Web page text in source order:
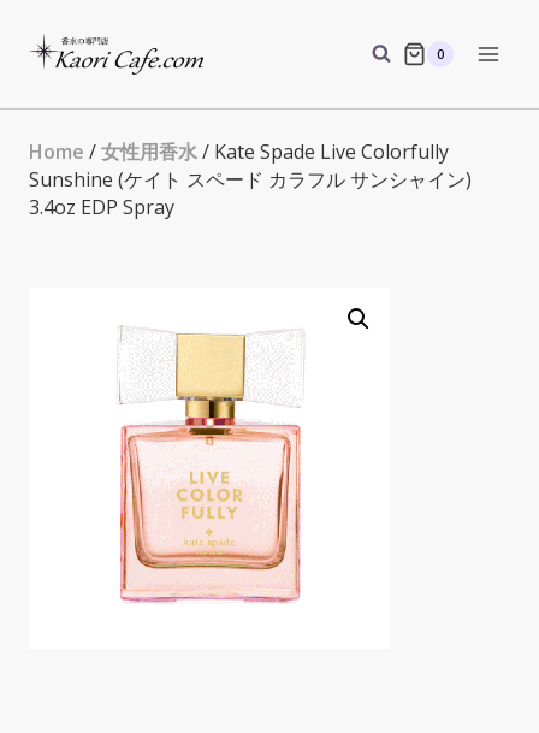
0
Home /女性用香水/ Kate Spade Live Colorfully
Sunshine (ケイト スペード カラフル サンシャイン)
3.4oz EDP Spray